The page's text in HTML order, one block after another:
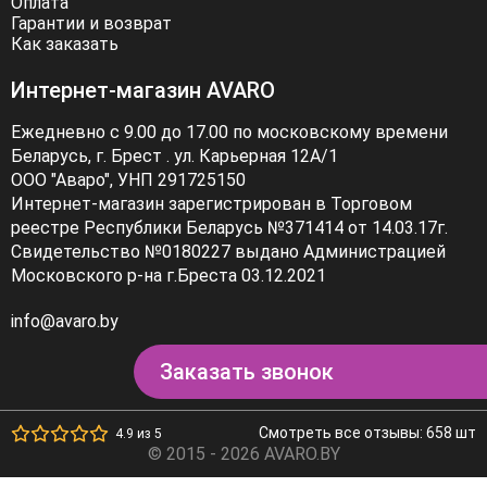
Гарантии и возврат
Как заказать
Интернет-магазин AVARO
Ежедневно с 9.00 до 17.00 по московскому времени
Беларусь, г. Брест . ул. Карьерная 12А/1
ООО "Аваро", УНП 291725150
Интернет-магазин зарегистрирован в Торговом
реестре Республики Беларусь №371414 от 14.03.17г.
Свидетельство №0180227 выдано Администрацией
Московского р-на г.Бреста 03.12.2021
info@avaro.by
Заказать звонок
4.9 из 5 Смотреть все отзывы: 658 шт
© 2015 - 2026 AVARO.BY